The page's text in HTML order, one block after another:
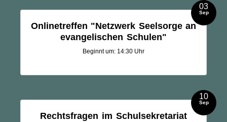
03
Sep
Onlinetreffen "Netzwerk Seelsorge an
evangelischen Schulen"
Beginnt um: 14:30 Uhr
10
Sep
Rechtsfragen im Schulsekretariat